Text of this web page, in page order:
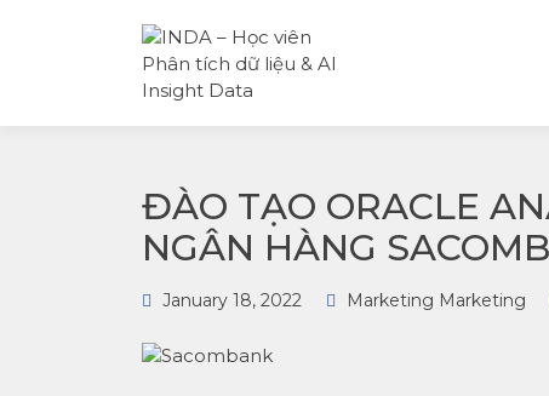
& AI
chứng khoán và doanh
ĐÀO TẠO ORACLE
NGÂN HÀNG
January 18, 2022 Marketing Marketing